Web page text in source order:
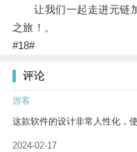
让我们一起走进元链加
之旅！。
#18#
评论
游客
这款软件的设计非常人性化，
2024-02-17